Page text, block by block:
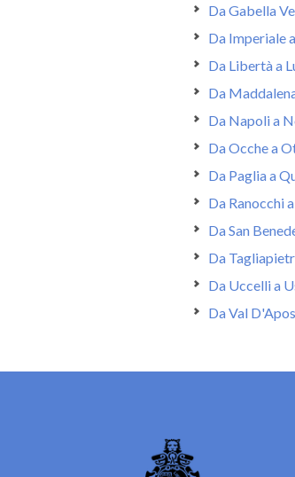
Da Gabella
Da Imperiale
Da Libertà a
Da
Da Napoli a
Da Ocche a
Da Paglia a
Da Ranocchi
Da San
Da
Da Uccelli a
Da Val